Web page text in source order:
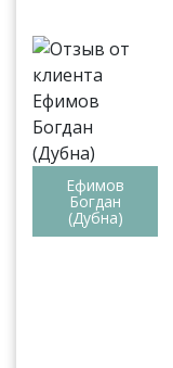
Ефимов
Богдан
(Дубна)